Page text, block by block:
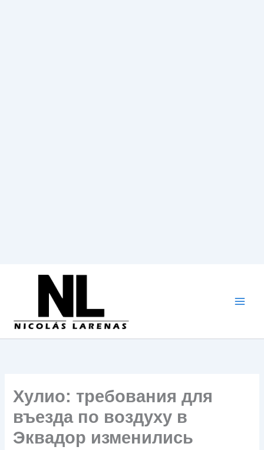
содержимому
Хулио: требования для
въезда по воздуху в
Эквадор изменились